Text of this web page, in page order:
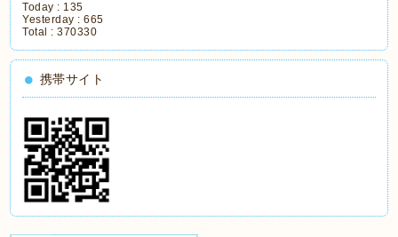
Today : 135
Yesterday :665
Total :370330
携帯サイト